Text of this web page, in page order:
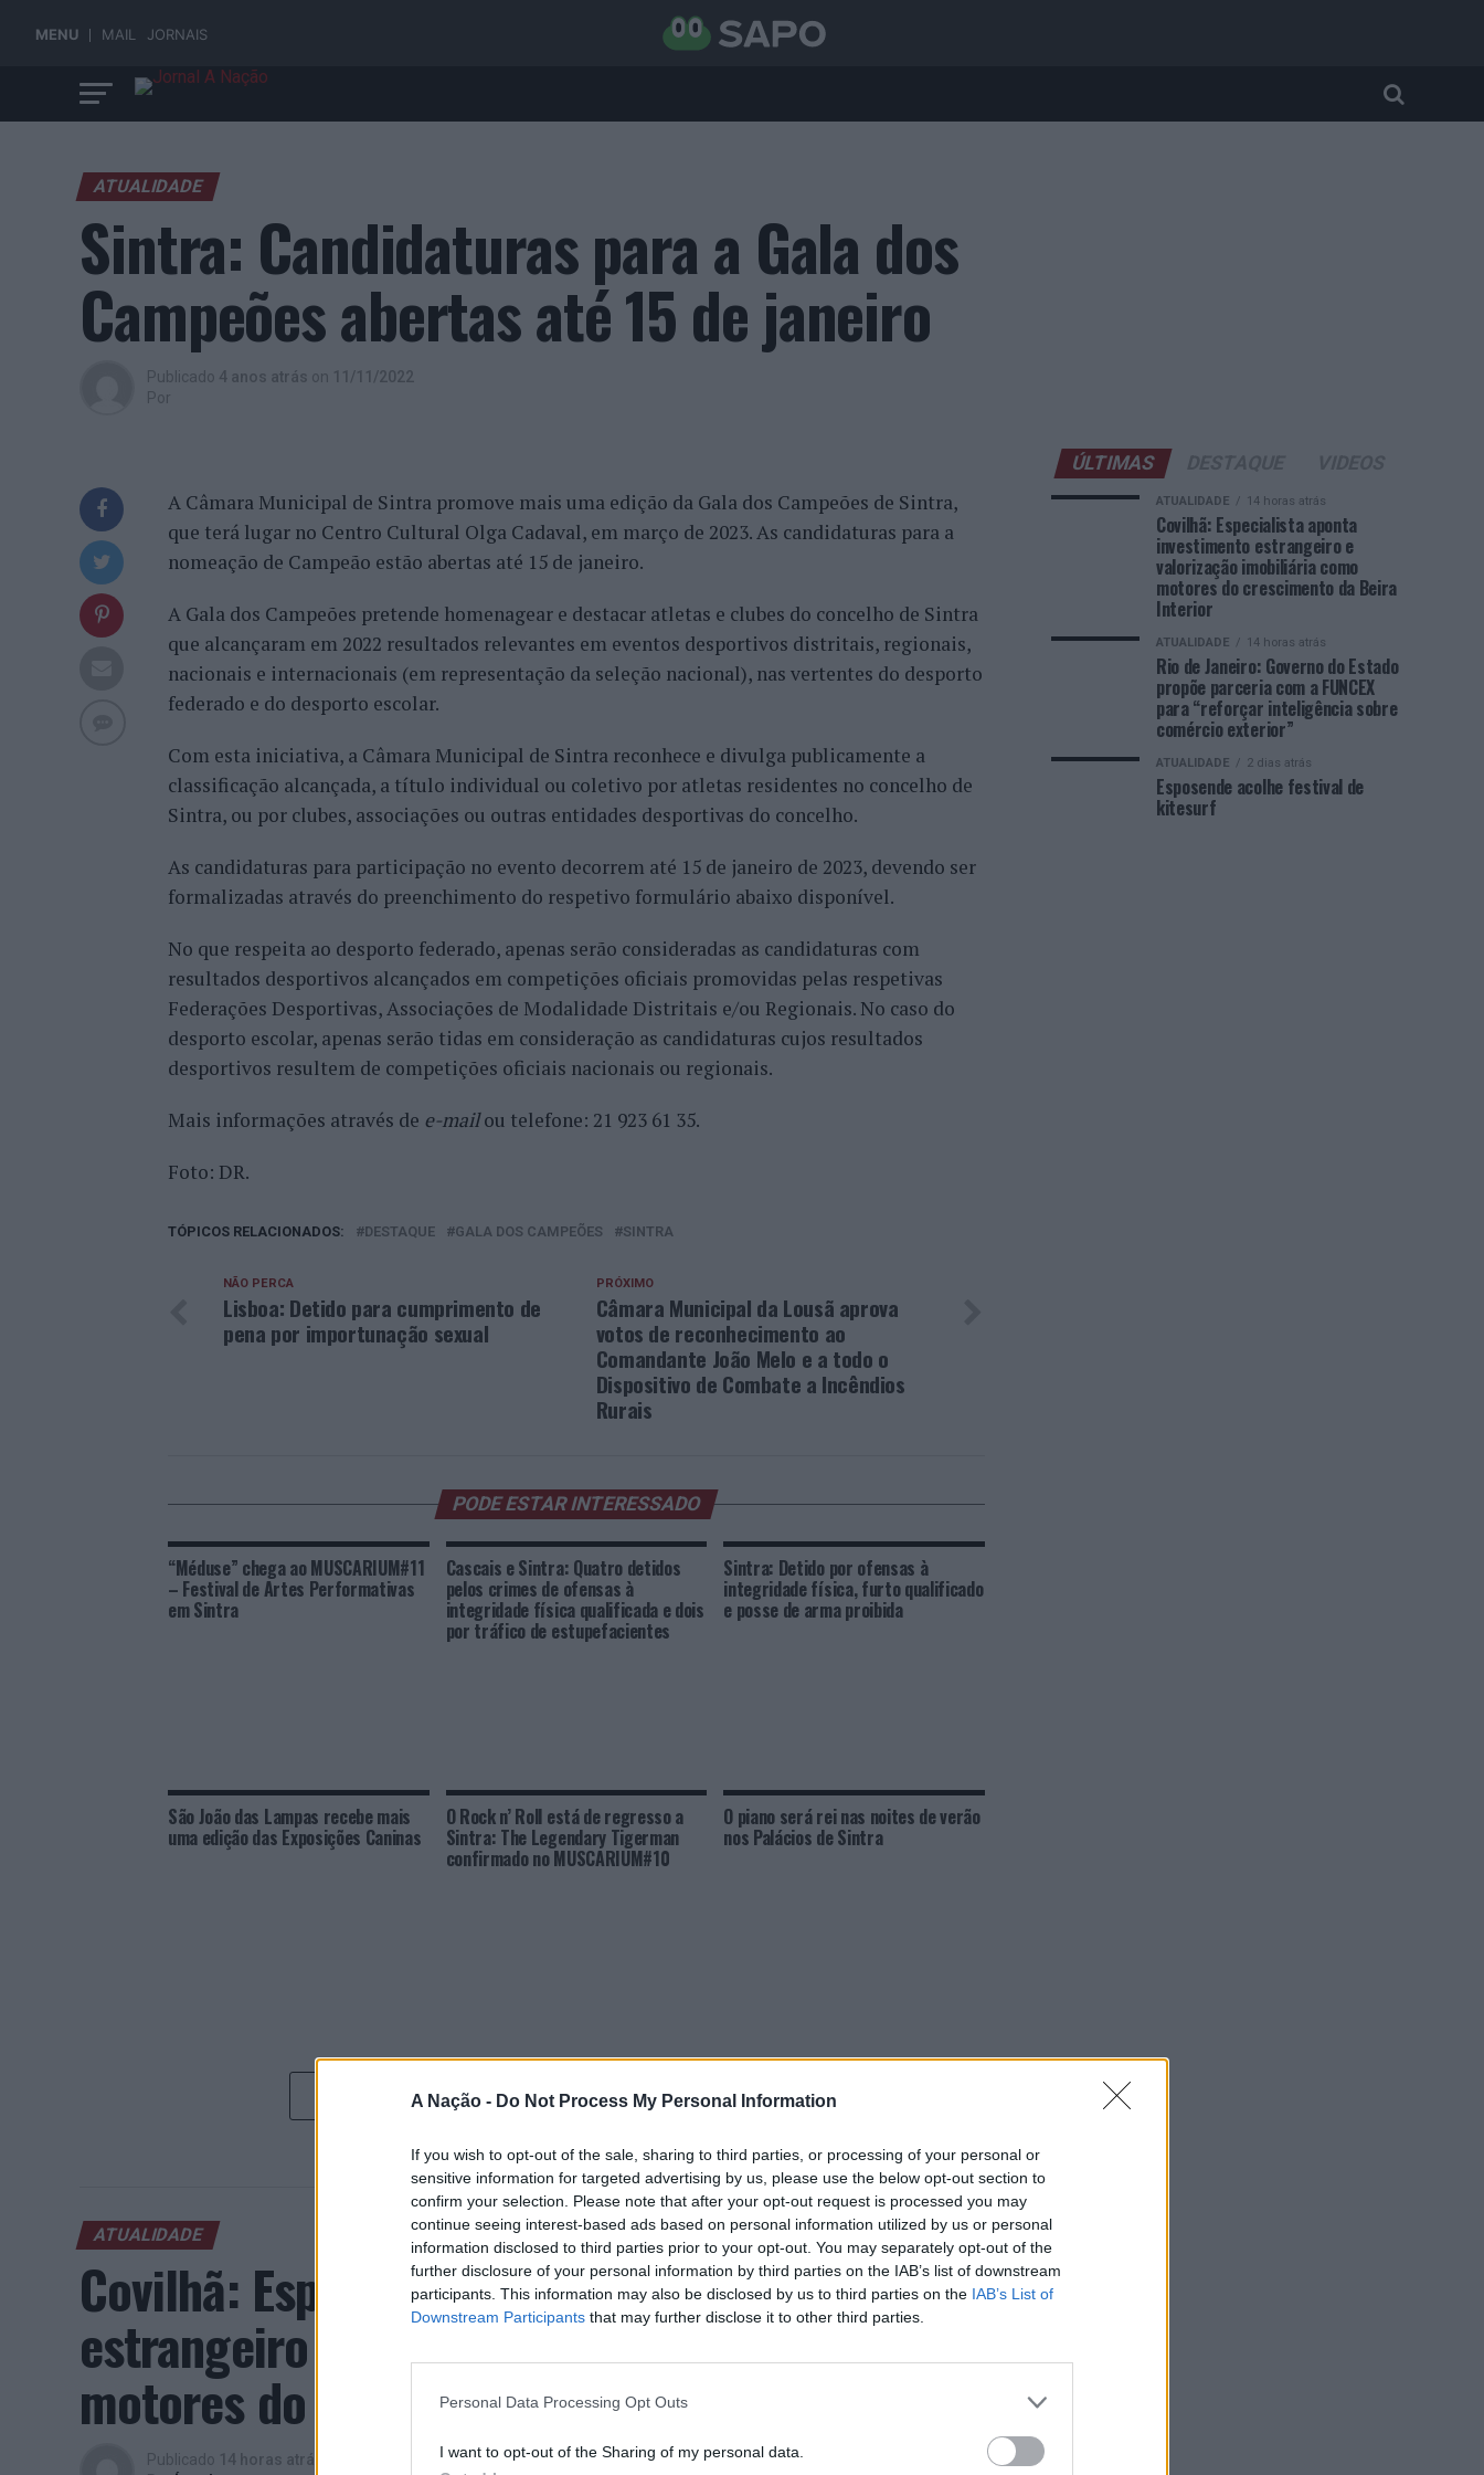
A Nação - Do Not Process My Personal Information
If you wish to opt-out of the sale, sharing to third parties, or processing of your personal or
sensitive information for targeted advertising by us, please use the below opt-out section to
confirm your selection. Please note that after your opt-out request is processed you may
continue seeing interest-based ads based on personal information utilized by us or personal
information disclosed to third parties prior to your opt-out. You may separately opt-out of the
further disclosure of your personal information by third parties on the IAB’s list of downstream
participants. This information may also be disclosed by us to third parties on the IAB’s List of
Downstream Participants that may further disclose it to other third parties.
Personal Data Processing Opt Outs
I want to opt-out of the Sharing of my personal data.
MENU MAIL JORNAIS
ATUALIDADE
Sintra: Candidaturas para a Gala dos
Campeões abertas até 15 de janeiro
Publicado 4 anos atrás on 11/11/2022
Por
A Câmara Municipal de Sintra promove mais uma edição da Gala dos Campeões de Sintra,
que terá lugar no Centro Cultural Olga Cadaval, em março de 2023. As candidaturas para a
nomeação de Campeão estão abertas até 15 de janeiro.
A Gala dos Campeões pretende homenagear e destacar atletas e clubes do concelho de Sintra
que alcançaram em 2022 resultados relevantes em eventos desportivos distritais, regionais,
nacionais e internacionais (em representação da seleção nacional), nas vertentes do desporto
federado e do desporto escolar.
Com esta iniciativa, a Câmara Municipal de Sintra reconhece e divulga publicamente a
classificação alcançada, a título individual ou coletivo por atletas residentes no concelho de
Sintra, ou por clubes, associações ou outras entidades desportivas do concelho.
As candidaturas para participação no evento decorrem até 15 de janeiro de 2023, devendo ser
formalizadas através do preenchimento do respetivo formulário abaixo disponível.
No que respeita ao desporto federado, apenas serão consideradas as candidaturas com
resultados desportivos alcançados em competições oficiais promovidas pelas respetivas
Federações Desportivas, Associações de Modalidade Distritais e/ou Regionais. No caso do
desporto escolar, apenas serão tidas em consideração as candidaturas cujos resultados
desportivos resultem de competições oficiais nacionais ou regionais.
Mais informações através de e-mailou telefone: 21 923 61 35.
Foto: DR.
TÓPICOS RELACIONADOS: DESTAQUE GALA DOS CAMPEÕES SINTRA
PRÓXIMO
Câmara Municipal da Lousã aprova
votos de reconhecimento ao
Comandante João Melo e a todo o
Dispositivo de Combate a Incêndios
Rurais
NÃO PERCA
Lisboa: Detido para cumprimento de
pena por importunação sexual
PODE ESTAR INTERESSADO
“Méduse” chega ao MUSCARIUM#11
– Festival de Artes Performativas
em Sintra
Cascais e Sintra: Quatro detidos
pelos crimes de ofensas à
integridade física qualificada e dois
por tráfico de estupefacientes
Sintra: Detido por ofensas à
integridade física, furto qualificado
e posse de arma proibida
São João das Lampas recebe mais
uma edição das Exposições Caninas
O Rock n’ Roll está de regresso a
Sintra: The Legendary Tigerman
confirmado no MUSCARIUM#10
O piano será rei nas noites de verão
nos Palácios de Sintra
CLIQUE PARA COMENTAR
ATUALIDADE
Covilhã: Especialista aponta investimento
estrangeiro e valorização imobiliária como
motores do crescimento da Beira Interior
Publicado 14 horas atrás
ÚLTIMAS
ATUALIDADE 14 horas atrás
Covilhã: Especialista aponta
investimento estrangeiro e
valorização imobiliária como
motores do crescimento da Beira
Interior
ATUALIDADE 14 horas atrás
Rio de Janeiro: Governo do Estado
propõe parceria com a FUNCEX
para “reforçar inteligência sobre
comércio exterior”
ATUALIDADE 2 dias atrás
Esposende acolhe festival de
kitesurf